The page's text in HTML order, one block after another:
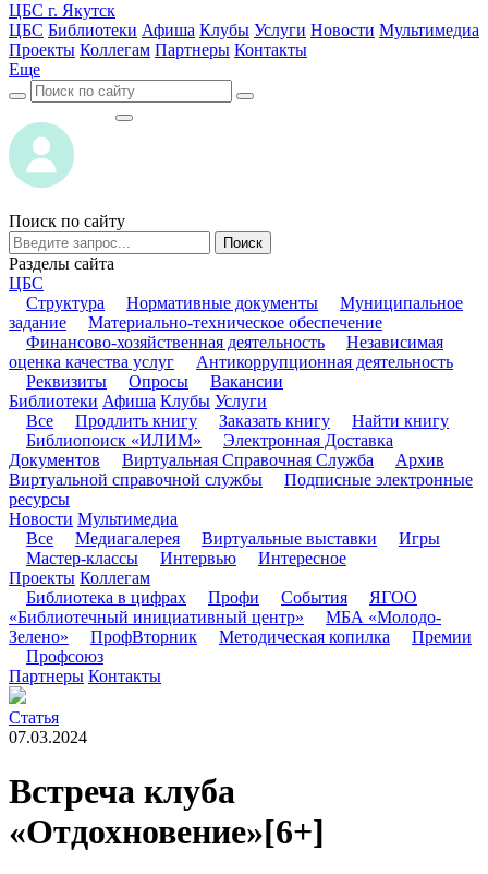
ЦБС г. Якутск
ЦБС Библиотеки Афиша Клубы Услуги Новости Мультимедиа
Проекты Коллегам Партнеры Контакты
Еще
Поиск по сайту
Поиск
Разделы сайта
ЦБС
Структура
Нормативные документы
Муниципальное
задание
Материально-техническое обеспечение
Финансово-хозяйственная деятельность
Независимая
оценка качества услуг
Антикоррупционная деятельность
Реквизиты
Опросы
Вакансии
Библиотеки Афиша Клубы Услуги
Все
Продлить книгу Заказать книгу
Найти книгу
Библиопоиск «ИЛИМ»
Электронная Доставка
Документов
Виртуальная Справочная Служба
Архив
Виртуальной справочной службы
Подписные электронные
ресурсы
Новости Мультимедиа
Все
Медиагалерея Виртуальные выставки
Игры
Мастер-классы
Интервью
Интересное
Проекты Коллегам
Библиотека в цифрах
Профи События
ЯГОО
«Библиотечный инициативный центр»
МБА «Молодо-
Зелено»
ПрофВторник Методическая копилка
Премии
Профсоюз
Партнеры Контакты
Статья
07.03.2024
Встреча клуба
«Отдохновение»[6+]